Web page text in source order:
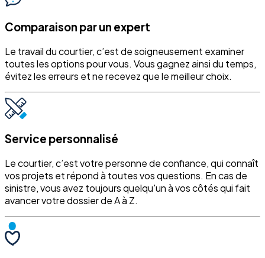
Comparaison par un expert
Le travail du courtier, c’est de soigneusement examiner
toutes les options pour vous. Vous gagnez ainsi du temps,
évitez les erreurs et ne recevez que le meilleur choix.
Service personnalisé
Le courtier, c’est votre personne de confiance, qui connaît
vos projets et répond à toutes vos questions. En cas de
sinistre, vous avez toujours quelqu'un à vos côtés qui fait
avancer votre dossier de A à Z.